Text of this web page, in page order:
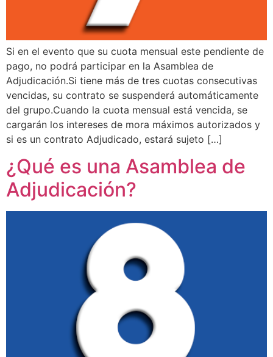
Si en el evento que su cuota mensual este pendiente de
pago, no podrá participar en la Asamblea de
Adjudicación.Si tiene más de tres cuotas consecutivas
vencidas, su contrato se suspenderá automáticamente
del grupo.Cuando la cuota mensual está vencida, se
cargarán los intereses de mora máximos autorizados y
si es un contrato Adjudicado, estará sujeto […]
¿Qué es una Asamblea de
Adjudicación?